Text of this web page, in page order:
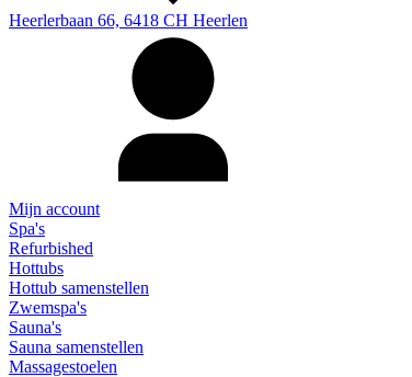
Heerlerbaan 66, 6418 CH Heerlen
Mijn account
Spa's
Refurbished
Hottubs
Hottub samenstellen
Zwemspa's
Sauna's
Sauna samenstellen
Massagestoelen